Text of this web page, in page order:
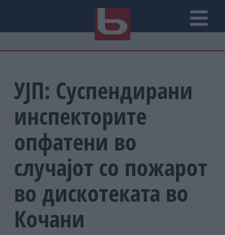
УЈП: Суспендирани
инспекторите
опфатени во
случајот со пожарот
во дискотеката во
Кочани